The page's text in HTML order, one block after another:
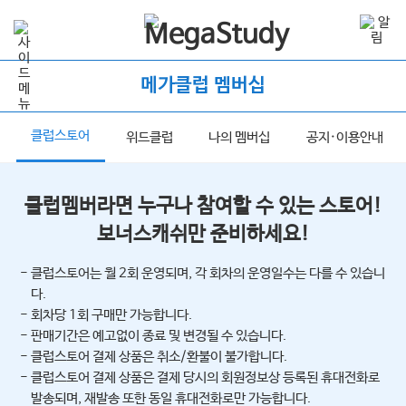
메가클럽 멤버십
클럽스토어 위드클럽 나의 멤버십 공지·이용안내
클럽멤버라면 누구나 참여할 수 있는 스토어!
보너스캐쉬만 준비하세요!
- 클럽스토어는 월 2회 운영되며, 각 회차의 운영일수는 다를 수 있습니
다.
- 회차당 1회 구매만 가능합니다.
- 판매기간은 예고없이 종료 및 변경될 수 있습니다.
- 클럽스토어 결제 상품은 취소/환불이 불가합니다.
- 클럽스토어 결제 상품은 결제 당시의 회원정보상 등록된 휴대전화로
발송되며, 재발송 또한 동일 휴대전화로만 가능합니다.